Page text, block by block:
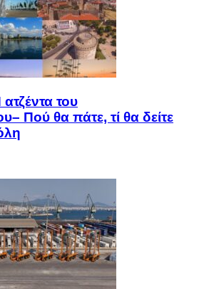
του
Πού θα πάτε, τί θα δείτε